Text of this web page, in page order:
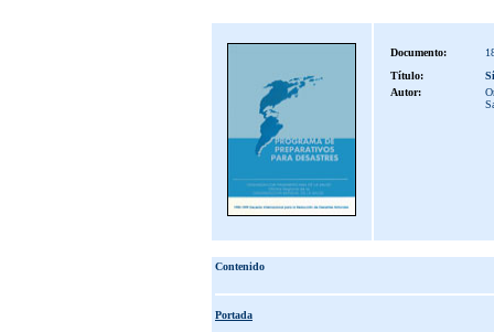
Documento:
Título:
Autor:
Contenido
Portada